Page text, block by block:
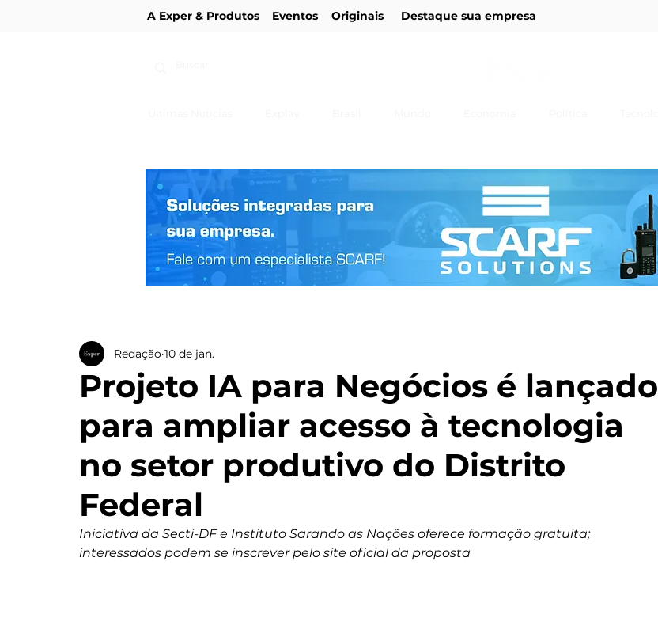
A Exper & Produtos Eventos Originais Destaque sua empresa
Projeto IA para Negócios é lançado
para ampliar acesso à tecnologia
no setor produtivo do Distrito
Federal
Redação 10 de jan.
Iniciativa da Secti-DF e Instituto Sarando as Nações oferece formação gratuita;
interessados podem se inscrever pelo site oficial da proposta